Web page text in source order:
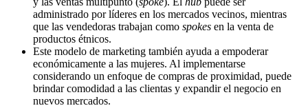
administrado por líderes en los mercados vecinos, mientras
que las vendedoras trabajan como spokes en la venta de
productos étnicos.
Este modelo de marketing también ayuda a empoderar
económicamente a las mujeres. Al implementarse
considerando un enfoque de compras de proximidad, puede
brindar comodidad a las clientas y expandir el negocio en
nuevos mercados.